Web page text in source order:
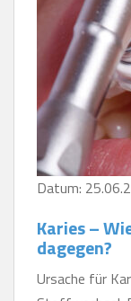
Datum:
Karies –
dagegen?
Ursache für